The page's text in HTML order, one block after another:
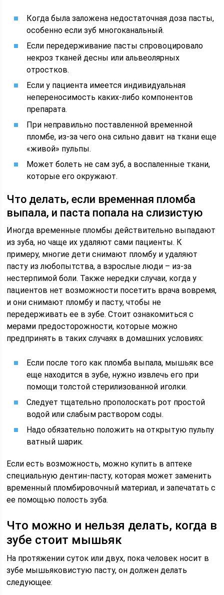
Когда была заложена недостаточная доза пасты,
особенно если зуб многоканальный.
Если передерживание пасты спровоцировало
некроз тканей десны или альвеолярных
отростков.
Если у пациента имеется индивидуальная
непереносимость каких-либо компонентов
препарата.
При неправильно поставленной временной
пломбе, из-за чего она сильно давит на ткани еще
«живой» пульпы.
Может болеть не сам зуб, а воспаленные ткани,
которые его окружают.
Что делать, если временная пломба
выпала, и паста попала на слизистую
Иногда временные пломбы действительно выпадают
из зуба, но чаще их удаляют сами пациенты. К
примеру, многие дети снимают пломбу и удаляют
пасту из любопытства, а взрослые люди – из-за
нестерпимой боли. Также нередки случаи, когда у
пациентов нет возможности посетить врача вовремя,
и они снимают пломбу и пасту, чтобы не
передерживать ее в зубе. Стоит ознакомиться с
мерами предосторожности, которые можно
предпринять в таких случаях в домашних условиях:
Если после того как пломба выпала, мышьяк все
еще находится в зубе, нужно извлечь его при
помощи толстой стерилизованной иголки.
Следует тщательно прополоскать рот простой
водой или слабым раствором соды.
Надо обязательно положить на открытую пульпу
ватный шарик.
Если есть возможность, можно купить в аптеке
специальную дентин-пасту, которая может заменить
временный пломбировочный материал, и запечатать с
ее помощью полость зуба.
Что можно и нельзя делать, когда в
зубе стоит мышьяк
На протяжении суток или двух, пока человек носит в
зубе мышьяковистую пасту, он должен делать
следующее: